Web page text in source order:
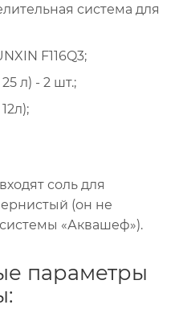
система для
F116Q3;
л) - 2 шт.;
соль для
(он не
«Аквашеф»).
параметры